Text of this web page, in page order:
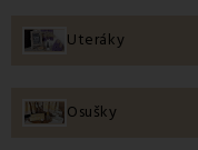
voľbou do každej
osušky?
Uteráky
Osušky